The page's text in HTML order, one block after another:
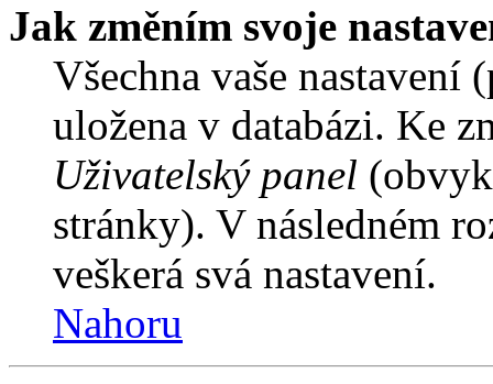
Jak změním svoje
Všechna vaše
uložena v databázi. Ke
Uživatelský panel
stránky). V následném
veškerá svá nastavení.
Nahoru